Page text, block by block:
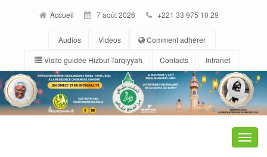
Accueil 7 août 2026 +221 33 975 10 29
Audios Videos
Comment adhérer
Visite guidée Hizbut-Tarqiyyah
Contacts Intranet
Toggle